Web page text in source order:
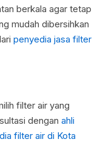
berkala agar tetap
mudah dibersihkan
penyedia jasa filter
filter air yang
dengan ahli
filter air di Kota